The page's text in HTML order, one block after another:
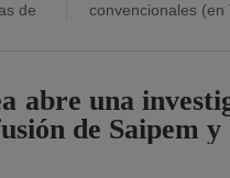
de
convencionales (en
abre una
de Saipem y